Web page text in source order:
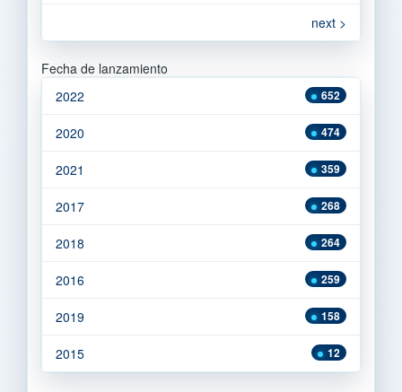
next >
Fecha de lanzamiento
652
2022
474
2020
359
2021
268
2017
264
2018
259
2016
158
2019
12
2015